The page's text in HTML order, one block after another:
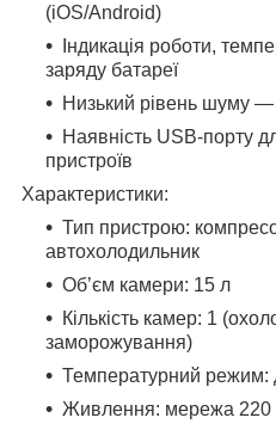
(iOS/Android)
Індикація роботи,
заряду батареї
Низький рівень шуму
Наявність USB-порту
пристроїв
Характеристики:
Тип пристрою:
автохолодильник
Об’єм камери: 15 л
Кількість камер: 1
заморожування)
Температурний режим:
Живлення: мережа 220